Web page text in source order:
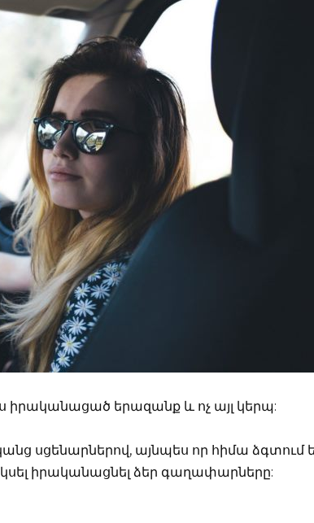
իրականացած երազանք և ոչ այլ կերպ:
սցենարներով, այնպես որ հիմա ձգտում
սկսել իրականացնել ձեր գաղափարները: